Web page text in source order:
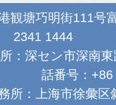
観塘巧明街111
2341 1444
：深セン市深
話番号：
所：上海市徐彙